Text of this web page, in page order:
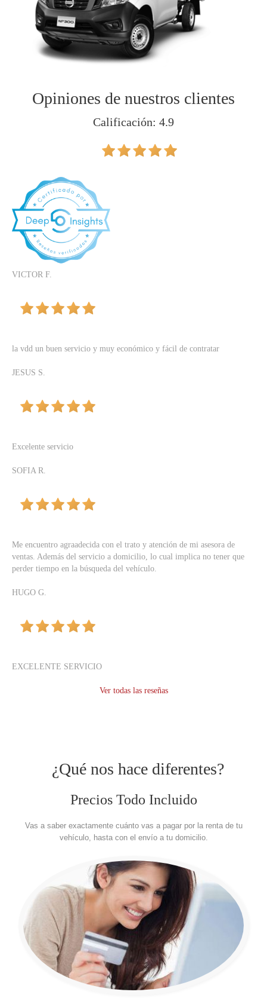
Opiniones de nuestros clientes
Calificación: 4.9
VICTOR F.
la vdd un buen servicio y muy económico y fácil de contratar
JESUS S.
Excelente servicio
SOFIA R.
Me encuentro agraadecida con el trato y atención de mi asesora de
ventas. Además del servicio a domicilio, lo cual implica no tener que
perder tiempo en la búsqueda del vehículo.
HUGO G.
EXCELENTE SERVICIO
Ver todas las reseñas
¿Qué nos hace diferentes?
Precios Todo Incluido
Vas a saber exactamente cuánto vas a pagar por la renta de tu
vehículo, hasta con el envío a tu domicilio.